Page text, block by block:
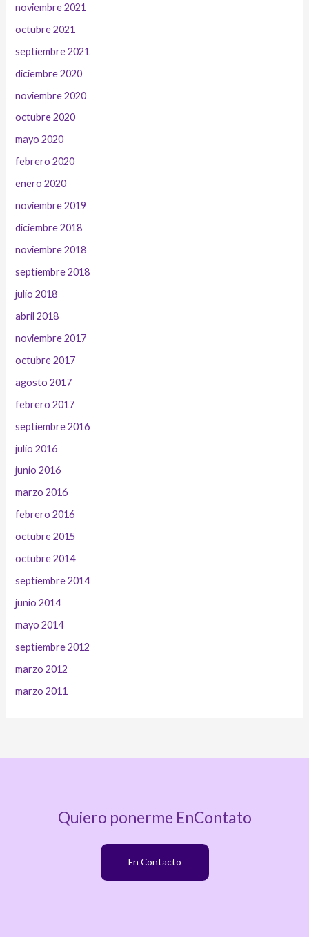
noviembre 2021
octubre 2021
septiembre 2021
diciembre 2020
noviembre 2020
octubre 2020
mayo 2020
febrero 2020
enero 2020
noviembre 2019
diciembre 2018
noviembre 2018
septiembre 2018
julio 2018
abril 2018
noviembre 2017
octubre 2017
agosto 2017
febrero 2017
septiembre 2016
julio 2016
junio 2016
marzo 2016
febrero 2016
octubre 2015
octubre 2014
septiembre 2014
junio 2014
mayo 2014
septiembre 2012
marzo 2012
marzo 2011
Quiero ponerme EnContato
En Contacto